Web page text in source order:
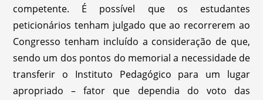
competente. É possível que os estudantes
peticionários tenham julgado que ao recorrerem ao
Congresso tenham incluído a consideração de que,
sendo um dos pontos do memorial a necessidade de
transferir o Instituto Pedagógico para um lugar
apropriado – fator que dependia do voto das